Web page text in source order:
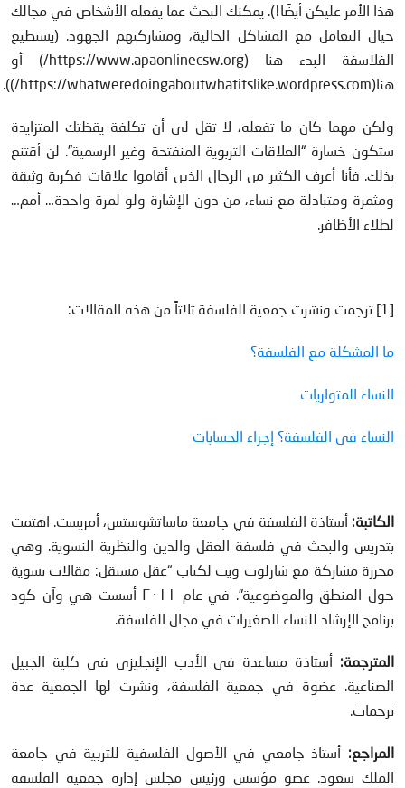
هذا الأمر عليكن أيضًا!). يمكنك البحث عما يفعله الأشخاص في مجالك
حيال التعامل مع المشاكل الحالية، ومشاركتهم الجهود. (يستطيع
الفلاسفة البدء هنا (https://www.apaonlinecsw.org/) أو
هنا(https://whatweredoingaboutwhatitslike.wordpress.com/)).
ولكن مهما كان ما تفعله، لا تقل لي أن تكلفة يقظتك المتزايدة
ستكون خسارة “العلاقات التربوية المنفتحة وغير الرسمية”. لن أقتنع
بذلك. فأنا أعرف الكثير من الرجال الذين أقاموا علاقات فكرية وثيقة
ومثمرة ومتبادلة مع نساء، من دون الإشارة ولو لمرة واحدة… أمم…
لطلاء الأظافر.
[1] ترجمت ونشرت جمعية الفلسفة ثلاثاً من هذه المقالات:
ما المشكلة مع الفلسفة؟
النساء المتواريات
النساء في الفلسفة؟ إجراء الحسابات
الكاتبة: أستاذة الفلسفة في جامعة ماساتشوستس، أمريست. اهتمت
بتدريس والبحث في فلسفة العقل والدين والنظرية النسوية. وهي
محررة مشاركة مع شارلوت ويت لكتاب “عقل مستقل: مقالات نسوية
حول المنطق والموضوعية”. في عام ٢٠١١ أسست هي وآن كود
برنامج الإرشاد للنساء الصغيرات في مجال الفلسفة.
المترجمة: أستاذة مساعدة في الأدب الإنجليزي في كلية الجبيل
الصناعية. عضوة في جمعية الفلسفة، ونشرت لها الجمعية عدة
ترجمات.
المراجع: أستاذ جامعي في الأصول الفلسفية للتربية في جامعة
الملك سعود. عضو مؤسس ورئيس مجلس إدارة جمعية الفلسفة